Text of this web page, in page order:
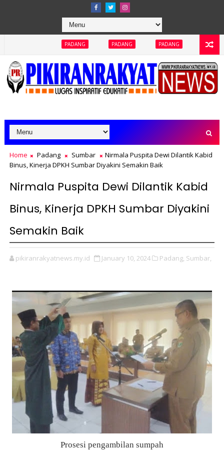
PADANG PADANG PADANG PADANG
Home Padang Sumbar
Nirmala Puspita Dewi Dilantik Kabid
Binus, Kinerja DPKH Sumbar Diyakini Semakin Baik
Nirmala Puspita Dewi Dilantik Kabid
Binus, Kinerja DPKH Sumbar Diyakini
Semakin Baik
pikiranrakyatnews.my.id January 10, 2024 Padang, Sumbar,
Prosesi pengambilan sumpah